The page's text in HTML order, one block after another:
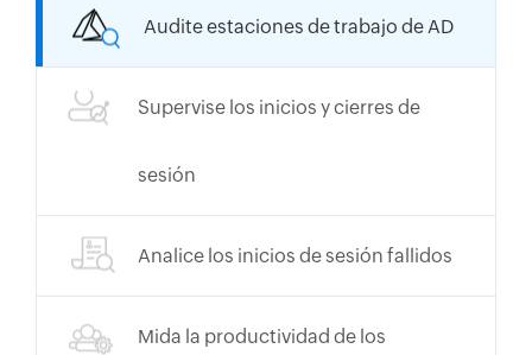
Audite estaciones de trabajo de AD
Supervise los inicios y cierres de
sesión
Analice los inicios de sesión fallidos
Mida la productividad de los